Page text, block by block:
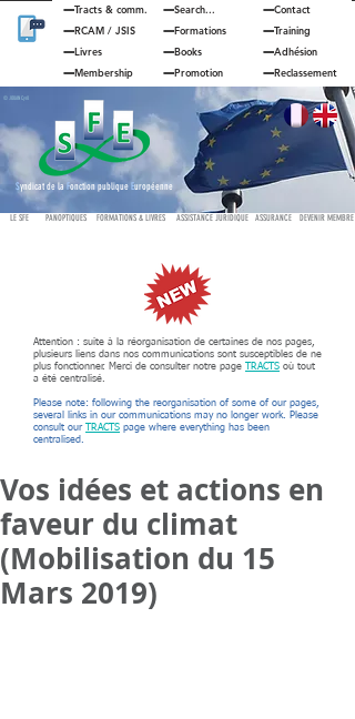
Tracts & comm.
RCAM / JSIS
Livres
Membership
Search...
Formations
Books
Promotion
Contact
Training
Adhésion
Reclassement
© JOUAN Cyril
Syndicat de laFonction publique Européenne
LE SFE PANOPTIQUES FORMATIONS & LIVRES ASSISTANCE JURIDIQUE ASSURANCE DEVENIR MEMBRE
Attention : suite à la réorganisation de certaines de nos pages,
plusieurs liens dans nos communications sont susceptibles de ne
plus fonctionner. Merci de consulter notre page
TRACTS où tout
a été centralisé.
Please note: following the reorganisation of some of our pages,
several links in our communications may no longer work. Please
consult our
TRACTS page where everything has been
centralised.
Vos idées et actions en
faveur du climat
(Mobilisation du 15
Mars 2019)